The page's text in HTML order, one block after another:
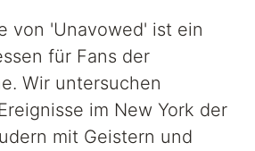
von 'Unavowed' ist ein
für Fans der
Wir untersuchen
im New York der
mit Geistern und